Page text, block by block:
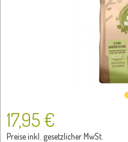
17,95 €
Preise inkl. gesetzlicher MwSt.